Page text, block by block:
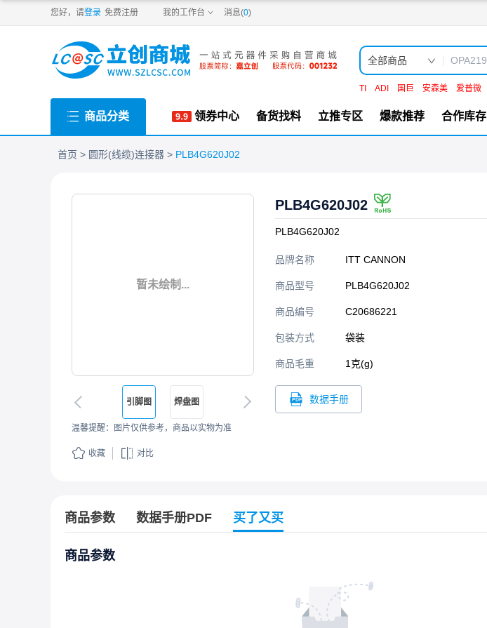
您好，请登录 免费注册 我的工作台 消息(0)
全部商品
TI ADI 国巨 安森美 爱普微
商品分类 领券中心 备货找料 立推专区 爆款推荐 合作库存
首页 圆形(线缆)连接器 PLB4G620J02
暂未绘制...
引脚图 焊盘图
温馨提醒：图片仅供参考，商品以实物为准
收藏 对比
PLB4G620J02
PLB4G620J02
品牌名称 ITT CANNON
商品型号 PLB4G620J02
商品编号 C20686221
包装方式 袋装
商品毛重 1克(g)
数据手册
商品参数 数据手册PDF 买了又买
商品参数